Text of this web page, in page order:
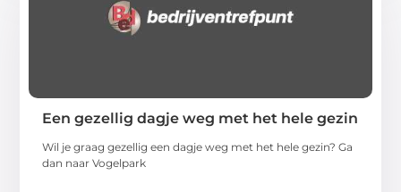
Een gezellig dagje weg met het hele gezin
Wil je graag gezellig een dagje weg met het hele gezin? Ga
dan naar Vogelpark